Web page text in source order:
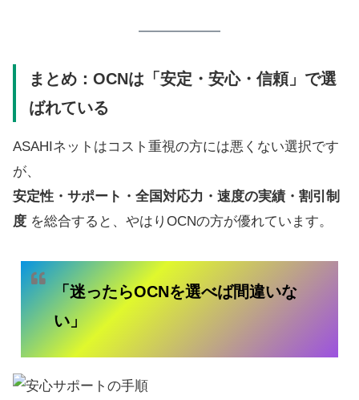
まとめ：OCNは「安定・安心・信頼」で選
ばれている
ASAHIネットはコスト重視の方には悪くない選択です
が、
安定性・サポート・全国対応力・速度の実績・割引制
度 を総合すると、やはりOCNの方が優れています。
「迷ったらOCNを選べば間違いな
い」